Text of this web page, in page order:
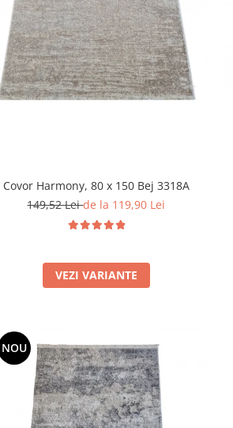
Covor Harmony, 80 x 150 Bej 3318A
149,52 Leide la 119,90 Lei
VEZI VARIANTE
NOU